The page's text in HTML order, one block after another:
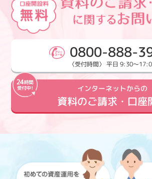
0800-888-
〈受付時間〉 平日 9:30～
インターネットからの
資料のご請求・口座